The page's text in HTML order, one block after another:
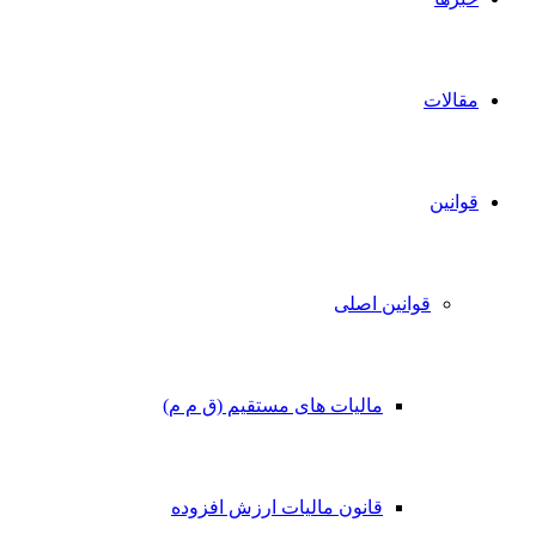
مقالات
قوانین
قوانین اصلی
مالیات های مستقیم (ق م م)
قانون مالیات ارزش افزوده